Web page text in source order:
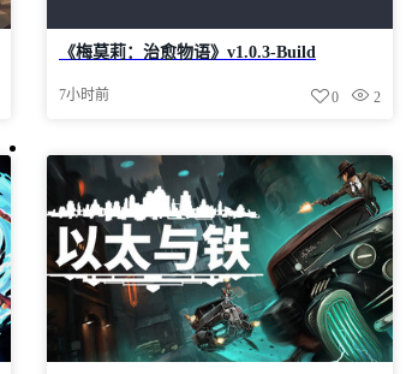
《梅莫莉：治愈物语》v1.0.3-Build
7小时前 2
0